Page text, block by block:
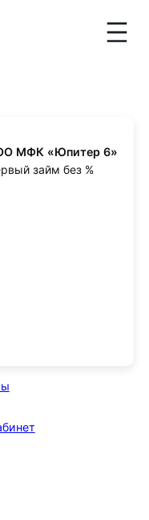
МФК «Юпитер 6»
займ без %